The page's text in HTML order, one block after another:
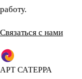
работу.
Связаться с нами
АРТ САТЕРРА